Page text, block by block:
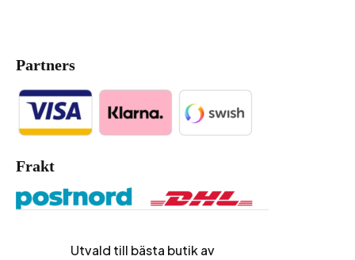
Partners
Frakt
Utvald till bästa butik av